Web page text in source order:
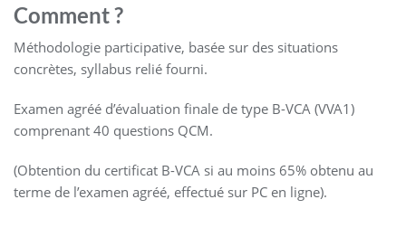
Comment?
Méthodologie participative, basée sur des situations
concrètes, syllabus relié fourni.
Examen agréé d’évaluation finale de type B-VCA (VVA1)
comprenant 40 questions QCM.
(Obtention du certificat B-VCA si au moins 65% obtenu au
terme de l’examen agréé, effectué sur PC en ligne).